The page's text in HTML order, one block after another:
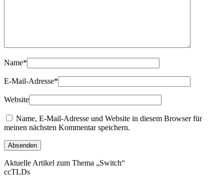
Name*
E-Mail-Adresse*
Website
Name, E-Mail-Adresse und Website in diesem Browser für
meinen nächsten Kommentar speichern.
Aktuelle Artikel zum Thema „Switch“
ccTLDs